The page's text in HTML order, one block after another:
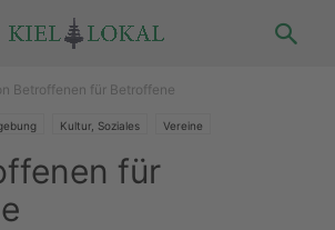
Betroffenen für Betroffene
Kultur, Soziales Vereine
für